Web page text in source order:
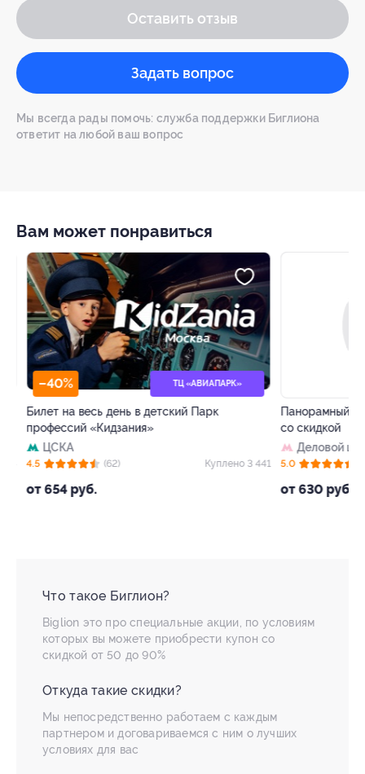
Оставить отзыв
Задать вопрос
Мы всегда рады помочь: служба поддержки Биглиона
ответит на любой ваш вопрос
Вам может понравиться
–40% ТЦ «АВИАПАРК»
Билет на весь день в детский Парк
профессий «Кидзания»
ЦСКА
от 654 руб.
4.5 (62) Куплено 3 441
Панорамный
со скидкой
Деловой
от 630 руб.
5.0
Что такое Биглион?
Biglion это про специальные акции, по условиям
которых вы можете приобрести купон со
скидкой от 50 до 90%
Откуда такие скидки?
Мы непосредственно работаем с каждым
партнером и договариваемся с ним о лучших
условиях для вас